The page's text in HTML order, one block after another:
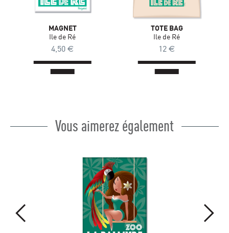
MAGNET
Ile de Ré
4,50 €
TOTE BAG
Ile de Ré
12 €
Vous aimerez également